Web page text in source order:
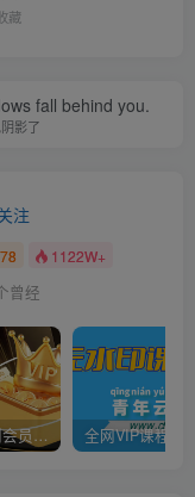
藏
fall behind you.
影了
注
78 1122W+
曾经
加入青年云网创会员，全站资源免费学习。加入高级合伙人，推广日入1000+